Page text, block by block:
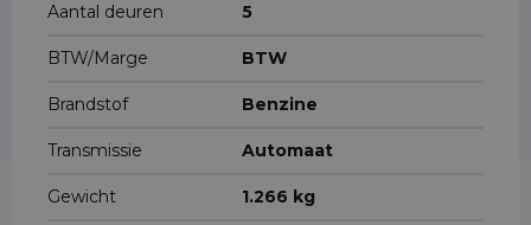
Aantal deuren 5
BTW/Marge BTW
Brandstof Benzine
Transmissie Automaat
Gewicht 1.266 kg